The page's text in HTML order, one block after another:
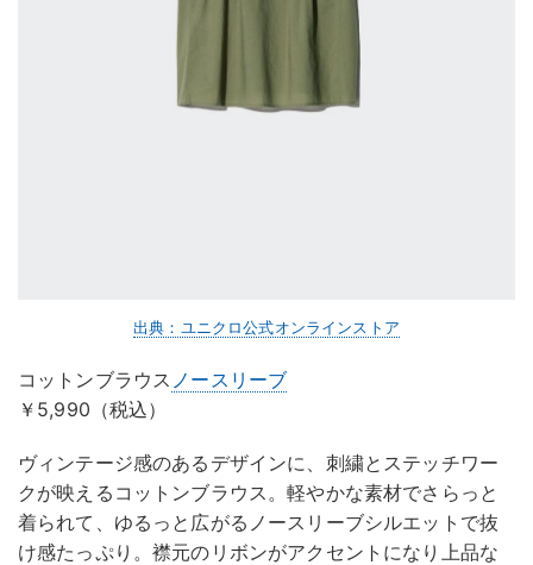
出典：ユニクロ公式オンラインストア
コットンブラウス ノースリーブ
￥5,990（税込）
ヴィンテージ感のあるデザインに、刺繍とステッチワー
クが映えるコットンブラウス。軽やかな素材でさらっと
着られて、ゆるっと広がるノースリーブシルエットで抜
け感たっぷり。襟元のリボンがアクセントになり上品な